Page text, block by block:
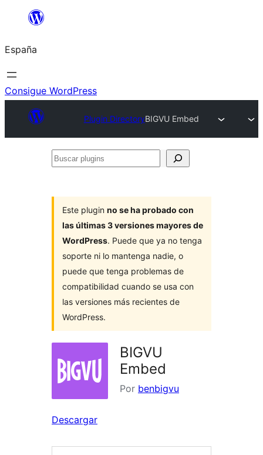
Saltar
contenido
España
Consigue WordPress
Plugin DirectoryBIGVU Embed
Buscar
Este plugin no se ha probado con
las últimas 3 versiones mayores de
WordPress. Puede que ya no tenga
soporte ni lo mantenga nadie, o
puede que tenga problemas de
compatibilidad cuando se usa con
las versiones más recientes de
WordPress.
BIGVU
Embed
Por benbigvu
Descargar